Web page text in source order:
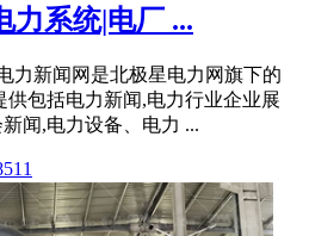
力系统|电厂 ...
力新闻网是北极星电力网旗下的
供包括电力新闻,电力行业企业展
闻,电力设备、电力 ...